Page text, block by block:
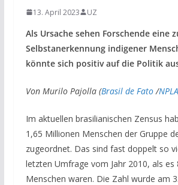
13. April 2023 UZ
Als Ursache sehen Forschende eine
Selbstanerkennung indigener
könnte sich positiv auf die Politik
Von Murilo Pajolla (Brasil de Fato/NPLA
Im aktuellen brasilianischen Zensus
1,65 Millionen Menschen der Gruppe
zugeordnet. Das sind fast doppelt so
letzten Umfrage vom Jahr 2010, als es
Menschen waren. Die Zahl wurde am